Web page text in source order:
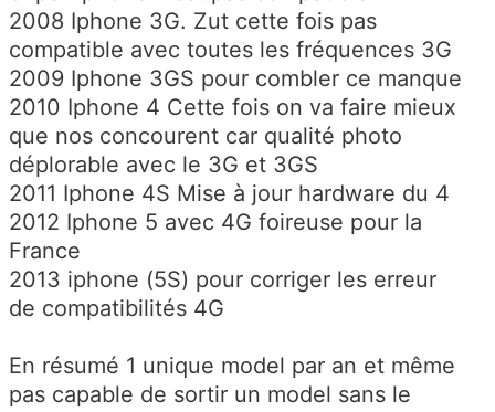
2008 Iphone 3G. Zut cette fois pas
compatible avec toutes les fréquences 3G
2009 Iphone 3GS pour combler ce manque
2010 Iphone 4 Cette fois on va faire mieux
que nos concourent car qualité photo
déplorable avec le 3G et 3GS
2011 Iphone 4S Mise à jour hardware du 4
2012 Iphone 5 avec 4G foireuse pour la
France
2013 iphone (5S) pour corriger les erreur
de compatibilités 4G
En résumé 1 unique model par an et même
pas capable de sortir un model sans le